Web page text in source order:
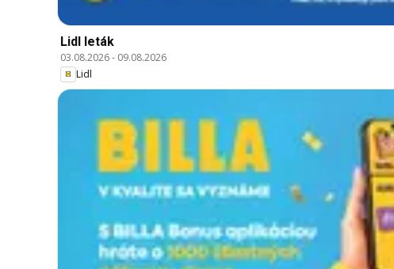
Lidl leták
03.08.2026- 09.08.2026
Lidl